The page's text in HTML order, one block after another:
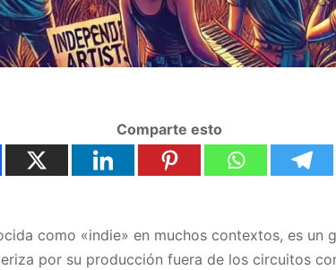
Comparte esto
como «indie» en muchos contextos, es un
por su producción fuera de los circuitos